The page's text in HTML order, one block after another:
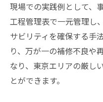
現場での実践例として、
工程管理表で一元管理し
サビリティを確保する手
り、万が一の補修不良や
なり、東京エリアの厳し
とができます。